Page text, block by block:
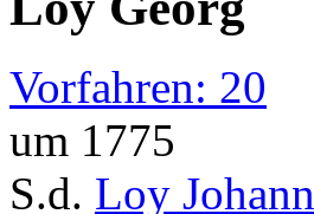
Vorfahren: 20
um 1775
S.d. Loy Johann